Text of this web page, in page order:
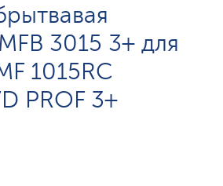
3015 3+ для
1015RC
PROF 3+